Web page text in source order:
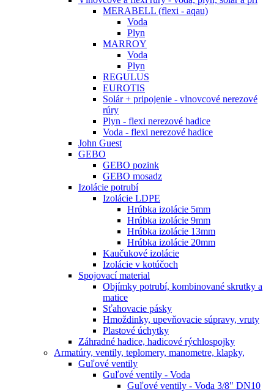
MERABELL (flexi - aqau)
Voda
Plyn
MARROY
Voda
Plyn
REGULUS
EUROTIS
Solár + pripojenie - vlnovcové nerezové
rúry
Plyn - flexi nerezové hadice
Voda - flexi nerezové hadice
John Guest
GEBO
GEBO pozink
GEBO mosadz
Izolácie potrubí
Izolácie LDPE
Hrúbka izolácie 5mm
Hrúbka izolácie 9mm
Hrúbka izolácie 13mm
Hrúbka izolácie 20mm
Kaučukové izolácie
Izolácie v kotúčoch
Spojovací material
Objímky potrubí, kombinované skrutky a
matice
Sťahovacie pásky
Hmoždinky, upevňovacie súpravy, vruty
Plastové úchytky
Záhradné hadice, hadicové rýchlospojky
Armatúry, ventily, teplomery, manometre, klapky,
Guľové ventily
Guľové ventily - Voda
Guľové ventily - Voda 3/8" DN10